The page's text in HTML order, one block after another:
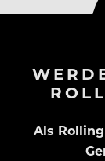
Als